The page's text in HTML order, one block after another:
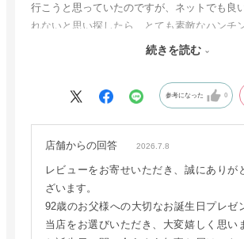
行こうと思っていたのですが、ネットでも良
れないと思い探したら、とても素敵なハンチ
ですが、誕生日まであまり日にちがなくて、
ありがとうございました。
続きを読む
参考になった 0
店舗からの回答 2026.7.8
レビューをお寄せいただき、誠にありが
ざいます。
92歳のお父様への大切なお誕生日プレゼ
当店をお選びいただき、大変嬉しく思い